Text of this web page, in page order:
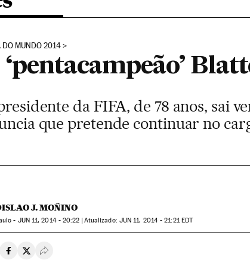
DO MUNDO 2014
‘pentacampeão’
da FIFA, de 78 anos, sai
que pretende continuar no
J. MOÑINO
- JUN11, 2014 - 20:22 atualizado: JUN 11, 2014 - 21:21EDT
en Whatsapp
Compartir en Facebook
Compartir en Twitter
Desplegar Redes Sociales